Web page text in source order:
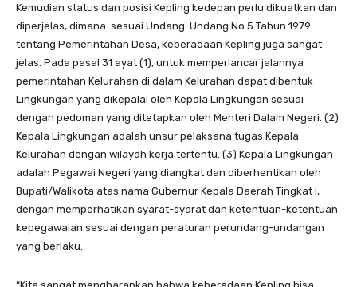
Kemudian status dan posisi Kepling kedepan perlu dikuatkan dan
diperjelas, dimana sesuai Undang-Undang No.5 Tahun 1979
tentang Pemerintahan Desa, keberadaan Kepling juga sangat
jelas. Pada pasal 31 ayat (1), untuk memperlancar jalannya
pemerintahan Kelurahan di dalam Kelurahan dapat dibentuk
Lingkungan yang dikepalai oleh Kepala Lingkungan sesuai
dengan pedoman yang ditetapkan oleh Menteri Dalam Negeri. (2)
Kepala Lingkungan adalah unsur pelaksana tugas Kepala
Kelurahan dengan wilayah kerja tertentu. (3) Kepala Lingkungan
adalah Pegawai Negeri yang diangkat dan diberhentikan oleh
Bupati/Walikota atas nama Gubernur Kepala Daerah Tingkat I,
dengan memperhatikan syarat-syarat dan ketentuan-ketentuan
kepegawaian sesuai dengan peraturan perundang-undangan
yang berlaku.